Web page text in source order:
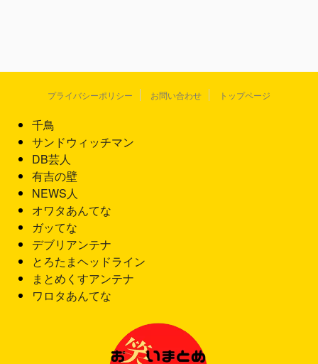
プライバシーポリシー お問い合わせ トップページ
千鳥
サンドウィッチマン
DB芸人
有吉の壁
NEWS人
オワタあんてな
ガッてな
デブリアンテナ
とろたまヘッドライン
まとめくすアンテナ
ワロタあんてな